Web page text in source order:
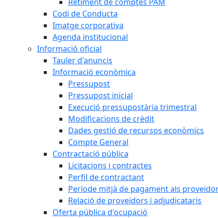
Codi de Conducta
Imatge corporativa
Agenda institucional
Informació oficial
Tauler d'anuncis
Informació econòmica
Pressupost
Pressupost inicial
Execució pressupostària trimestral
Modificacions de crèdit
Dades gestió de recursos econòmics
Compte General
Contractació pública
Licitacions i contractes
Perfil de contractant
Període mitjà de pagament als
Relació de proveïdors i adjudicataris
Oferta pública d'ocupació